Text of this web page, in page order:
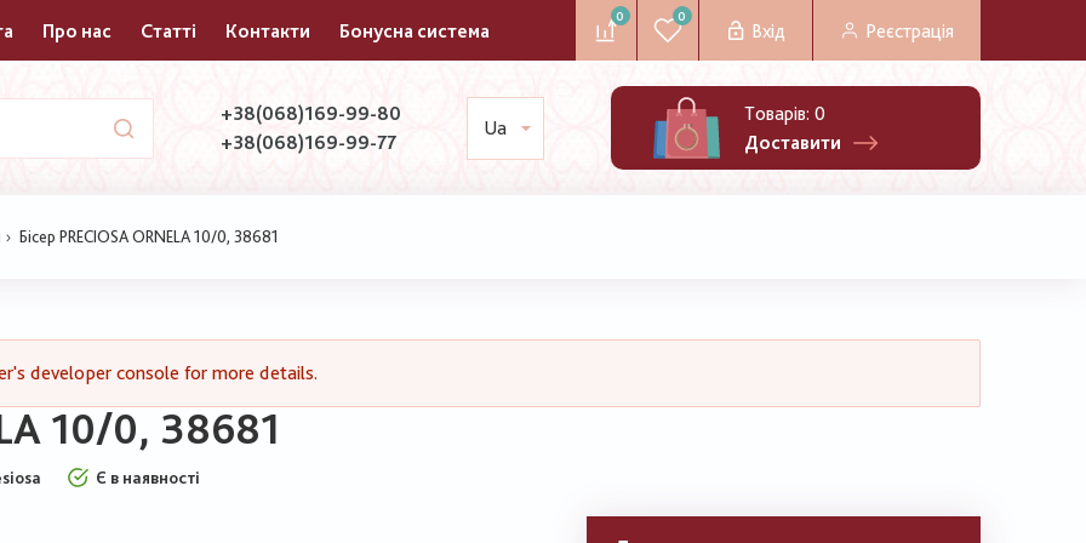
Про нас Статті Контакти Бонусна система
0 0
Вхід Реєстрація
+38(068)169-99-80
+38(068)169-99-77
Ua
Товарів: 0
Доставити
Бісер PRECIOSA ORNELA 10/0, 38681
developer console for more details.
10/0, 38681
Є в наявності